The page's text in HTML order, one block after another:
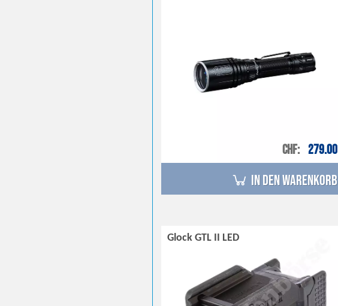
CHF 279.00
in den Warenkorb
Glock GTL II LED